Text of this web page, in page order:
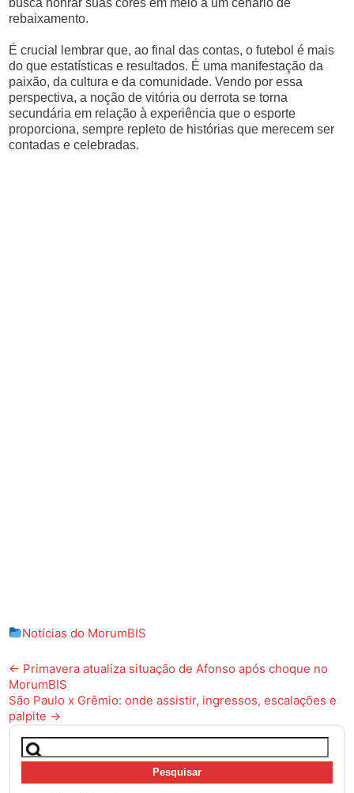
rebaixamento.
É crucial lembrar que, ao final das contas, o futebol é mais
do que estatísticas e resultados. É uma manifestação da
paixão, da cultura e da comunidade. Vendo por essa
perspectiva, a noção de vitória ou derrota se torna
secundária em relação à experiência que o esporte
proporciona, sempre repleto de histórias que merecem ser
contadas e celebradas.
Notícias do MorumBIS
Post
navigation
← Primavera atualiza situação de Afonso após choque no
MorumBIS
São Paulo x Grêmio: onde assistir, ingressos, escalações e
palpite →
Pesquisar
por: